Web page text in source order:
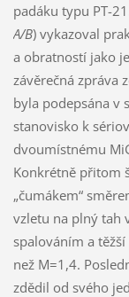
padáku typu PT-
A/B) vykazoval
a obratností jako
závěrečná zpráva
byla podepsána v
stanovisko k
dvoumístnému
Konkrétně přitom
„čumákem“
vzletu na plný tah
spalováním a
než M=1,4.
zdědil od svého